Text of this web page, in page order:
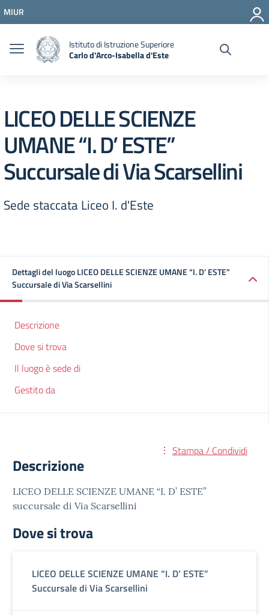
Vai al menu di navigazione
Vai al footer
MIUR
Istituto di Istruzione Superiore
Carlo d'Arco-Isabella d'Este
LICEO DELLE SCIENZE
UMANE “I. D’ ESTE”
Succursale di Via Scarsellini
Sede staccata Liceo I. d'Este
Dettagli del luogo LICEO DELLE SCIENZE UMANE “I. D’ ESTE”
Succursale di Via Scarsellini
Descrizione
Dove si trova
Il luogo è sede di
Gestito da
Stampa / Condividi
Descrizione
LICEO DELLE SCIENZE UMANE “I. D’ ESTE”
succursale di Via Scarsellini
Dove si trova
LICEO DELLE SCIENZE UMANE “I. D’ ESTE”
Succursale di Via Scarsellini